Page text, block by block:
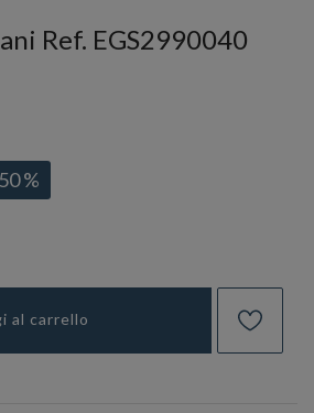
Ref. EGS2990040
%
al carrello